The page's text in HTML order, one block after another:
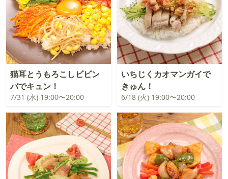
猫耳とうもろこしビビン
バでキュン！
7/31 (水) 19:00〜20:00
いちじくカオマンガイで
きゅん！
6/18 (火) 19:00〜20:00